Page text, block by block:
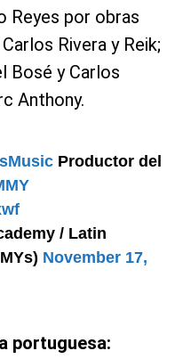
Reyes por obras
Rivera y Reik;
Bosé y Carlos
Anthony.
Productor del
/ Latin
November 17,
portuguesa: